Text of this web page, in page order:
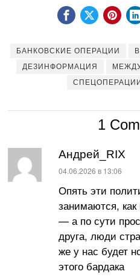
БАНКОВСКИЕ ОПЕРАЦИИ
ДЕЗИНФОРМАЦИЯ
1
Андрей_RIX
:
04.06.2026 в 13:06
Опять эти
занимаются,
— а по сути
друга, люди
же у нас будет
этого бардака